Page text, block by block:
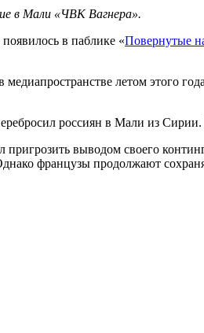
в Мали «ЧВК Вагнера».
в паблике «Повернутые
летом этого
россиян в Мали из
выводом своего
французы продолжают